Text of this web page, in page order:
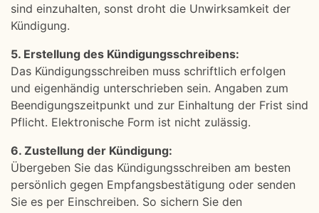
sind einzuhalten, sonst droht die Unwirksamkeit der
Kündigung.
5. Erstellung des Kündigungsschreibens:
Das Kündigungsschreiben muss schriftlich erfolgen
und eigenhändig unterschrieben sein. Angaben zum
Beendigungszeitpunkt und zur Einhaltung der Frist sind
Pflicht. Elektronische Form ist nicht zulässig.
6. Zustellung der Kündigung:
Übergeben Sie das Kündigungsschreiben am besten
persönlich gegen Empfangsbestätigung oder senden
Sie es per Einschreiben. So sichern Sie den